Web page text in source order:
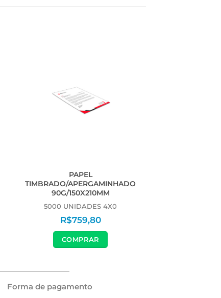
PAPEL
TIMBRADO/APERGAMINHADO
90G/150X210MM
5000 UNIDADES 4X0
R$759,80
COMPRAR
Forma de pagamento